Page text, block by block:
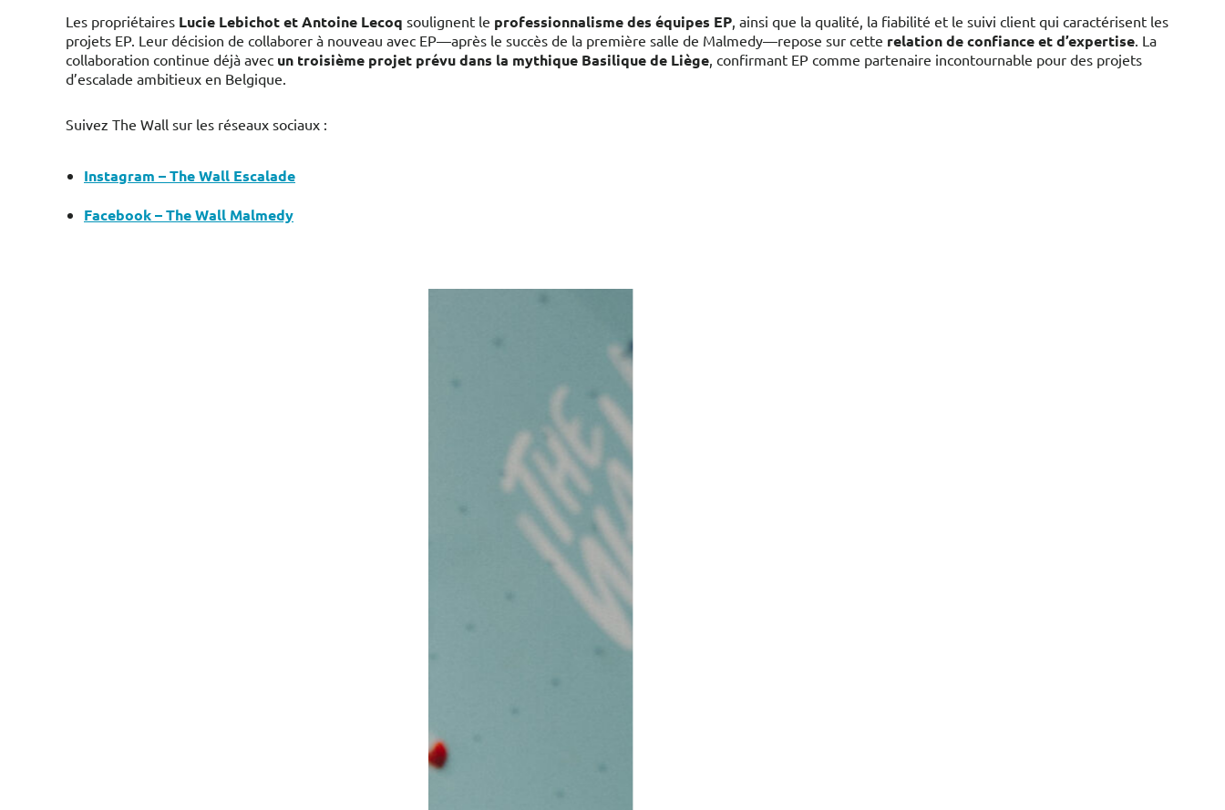
Les propriétaires Lucie Lebichot et Antoine Lecoq soulignent le professionnalisme des équipes EP, ainsi que la qualité, la fiabilité et le suivi client qui caractérisent les
projets EP. Leur décision de collaborer à nouveau avec EP—après le succès de la première salle de Malmedy—repose sur cette relation de confiance et d’expertise. La
collaboration continue déjà avec un troisième projet prévu dans la mythique Basilique de Liège, confirmant EP comme partenaire incontournable pour des projets
d’escalade ambitieux en Belgique.
Suivez The Wall sur les réseaux sociaux :
Instagram – The Wall Escalade
Facebook – The Wall Malmedy